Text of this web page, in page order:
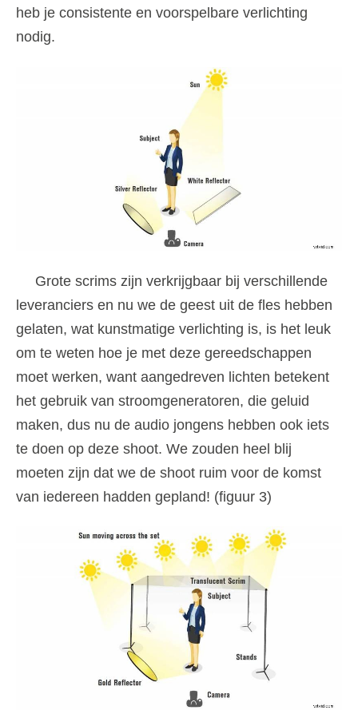
heb je consistente en voorspelbare verlichting
nodig.
Grote scrims zijn verkrijgbaar bij verschillende
leveranciers en nu we de geest uit de fles hebben
gelaten, wat kunstmatige verlichting is, is het leuk
om te weten hoe je met deze gereedschappen
moet werken, want aangedreven lichten betekent
het gebruik van stroomgeneratoren, die geluid
maken, dus nu de audio jongens hebben ook iets
te doen op deze shoot. We zouden heel blij
moeten zijn dat we de shoot ruim voor de komst
van iedereen hadden gepland! (figuur 3)